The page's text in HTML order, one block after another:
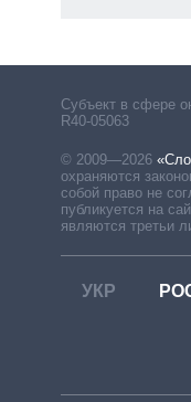
Субъект в сфере
R40-05063
© 2009—2026
охраняются
собой право не
публикуется на
являются третьи
УКР